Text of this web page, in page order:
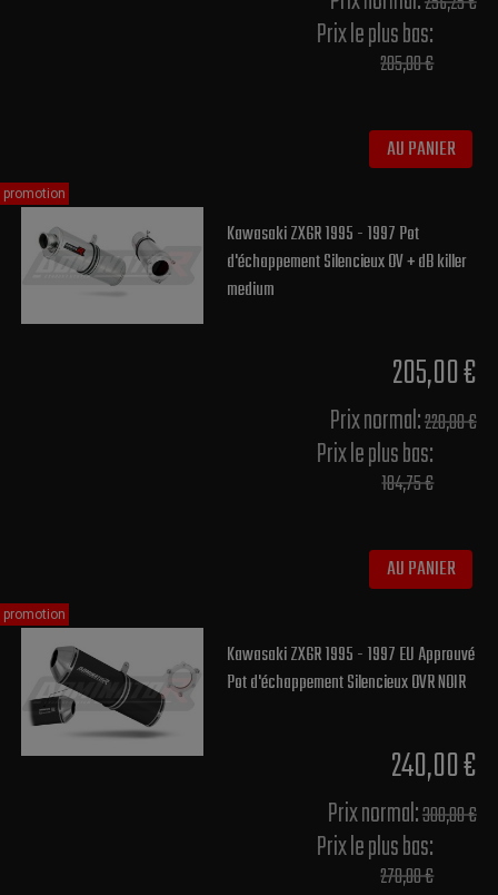
Prix le plus bas:
205,00 €
AU PANIER
Kawasaki ZX6R 1995 - 1997 Pot
d'échappement Silencieux OV + dB killer
medium
205,00 €
Prix normal​:220,00 €
Prix le plus bas:
184,75 €
AU PANIER
promotion
Kawasaki ZX6R 1995 - 1997 EU Approuvé
Pot d'échappement Silencieux OVR NOIR
240,00 €
Prix normal​:300,00 €
Prix le plus bas:
270,00 €
promotion